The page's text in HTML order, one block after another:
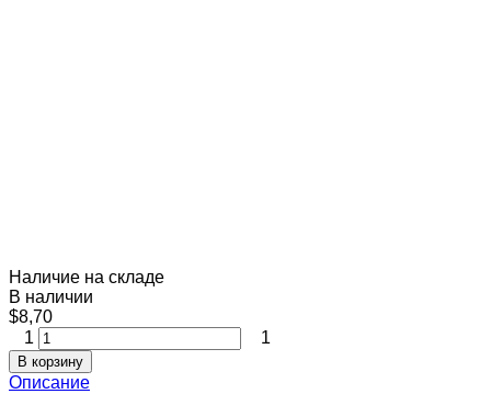
Наличие на складе
В наличии
$8,70
1
1
В корзину
Описание